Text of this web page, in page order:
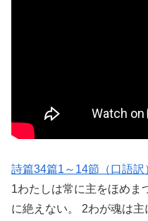
詩篇34篇1～14節（口語訳
1わたしは常に主をほめま
に絶えない。 2わが魂は